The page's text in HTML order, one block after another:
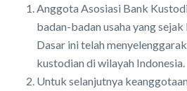
Anggota Asosiasi Bank
badan-badan usaha yang
Dasar ini telah
kustodian di wilayah Indonesia.
Untuk selanjutnya